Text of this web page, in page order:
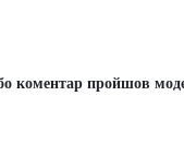
коментар пройшов